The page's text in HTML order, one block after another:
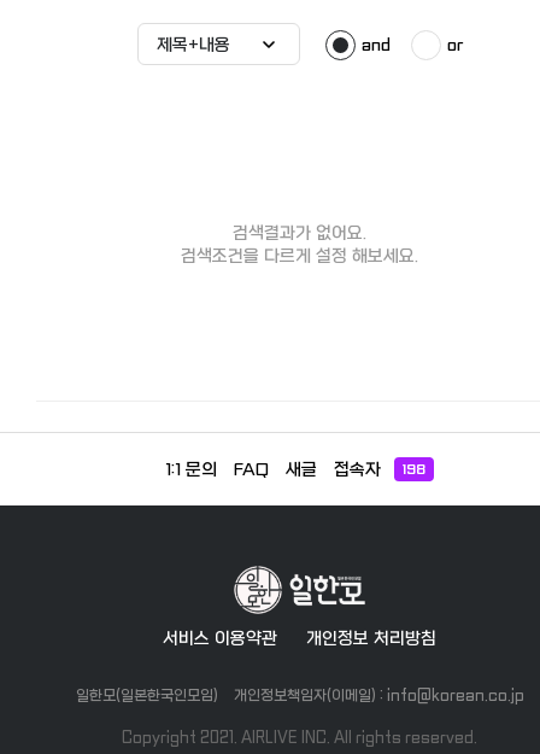
and or
검색결과가 없어요.
검색조건을 다르게 설정 해보세요.
1:1 문의 FAQ 새글 접속자 198
서비스 이용약관 개인정보 처리방침
일한모(일본한국인모임) 개인정보책임자(이메일) : info@korean.co.jp
Copyright 2021. AIRLIVE INC. All rights reserved.